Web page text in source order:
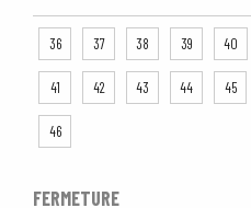
36 37 38 39 40
41 42 43 44 45
46
FERMETURE